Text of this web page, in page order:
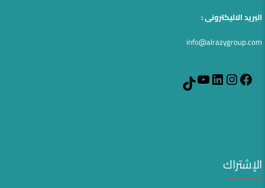
البريد الاليكترونى :
info@alrazygroup.com
Facebook
Instagram
LinkedIn
YouTube
الإشتراك